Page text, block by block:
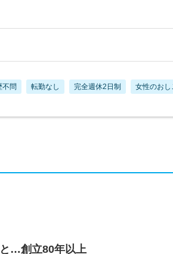
不問 転勤なし 完全週休2日制 女性のおし
…創立80年以上